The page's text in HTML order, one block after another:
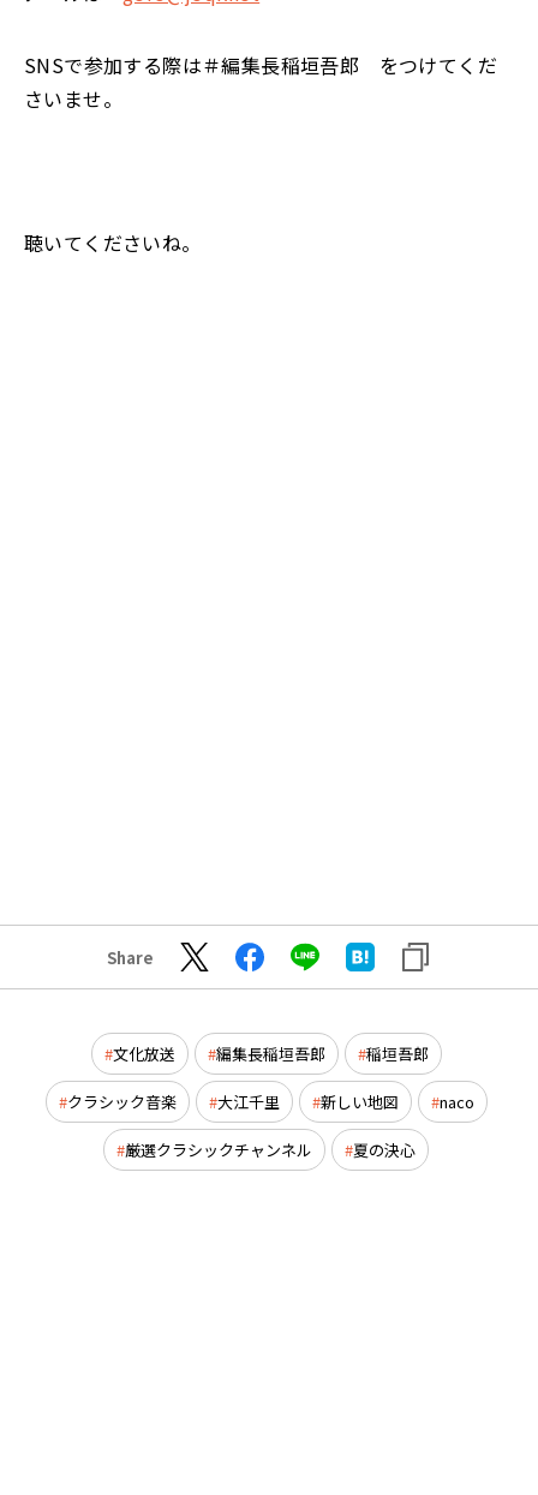
SNSで参加する際は＃編集長稲垣吾郎 をつけてくだ
さいませ。
聴いてくださいね。
Share
文化放送 編集長稲垣吾郎 稲垣吾郎
クラシック音楽 大江千里 新しい地図 naco
厳選クラシックチャンネル 夏の決心